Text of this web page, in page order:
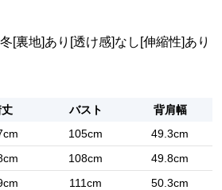
[裏地]あり [透け感]なし [伸縮性]あり
バスト
背肩幅
105cm
49.3cm
108cm
49.8cm
111cm
50.3cm